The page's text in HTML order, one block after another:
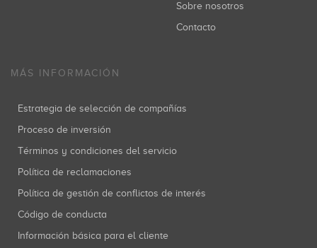
Sobre nosotros
Contacto
MÁS INFORMACIÓN
Estrategia de selección de compañías
Proceso de inversión
Términos y condiciones del servicio
Política de reclamaciones
Política de gestión de conflictos de interés
Código de conducta
Información básica para el cliente